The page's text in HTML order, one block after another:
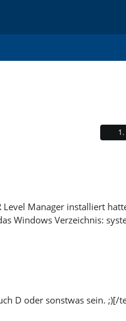
Manager installiert
Windows Verzeichnis:
D oder sonstwas sein. ;)[/